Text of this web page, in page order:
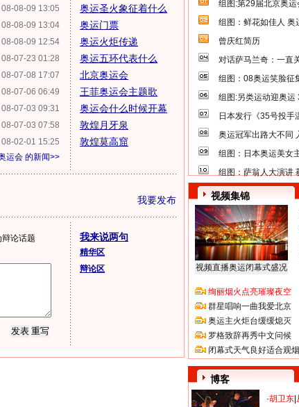
08-08-09 13:05
08-08-09 13:04
08-08-09 12:54
08-07-23 01:28
08-07-08 17:07
08-07-06 06:49
08-07-03 09:31
08-07-03 07:58
08-02-01 15:25
运会 的新闻>>
奥运圣火象征着什么
奥运门票
奥运火炬传递
奥运五环代表什么
北京奥运会
王菲奥运会主题歌
奥运会什么时候开幕
敦煌月牙泉
敦煌莫高窟
我要发布
论话题
我来说两句
精华区
辩论区
组图:第29届北京奥
组图：鲜花如佳人 奥
曾庆红简历
对话萨马兰奇：一直
组图：08奥运笑脸征
组图:另类运动迎奥运
日本发行《35号投手
奥运冠军出路大不同
组图：日本奥运美女
组图：萨翁人大演讲
视频集锦
视频直播奥运闭幕式盛况
绚丽烟火点亮璀璨夜空
群星唱响一曲我爱北京
奥运主火炬台缓缓熄灭
罗格致辞再秀中文问候
闭幕式天气良好适合观
博客
·胡卫东